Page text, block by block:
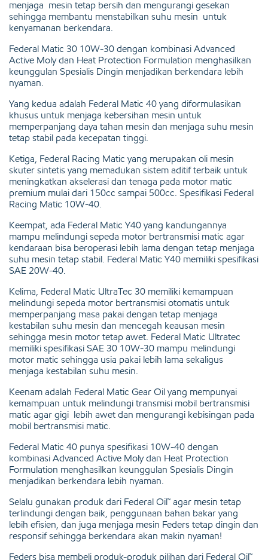
menjaga mesin tetap bersih dan mengurangi gesekan
sehingga membantu menstabilkan suhu mesin untuk
kenyamanan berkendara.
Federal Matic 30 10W-30 dengan kombinasi Advanced
Active Moly dan Heat Protection Formulation menghasilkan
keunggulan Spesialis Dingin menjadikan berkendara lebih
nyaman.
Yang kedua adalah Federal Matic 40 yang diformulasikan
khusus untuk menjaga kebersihan mesin untuk
memperpanjang daya tahan mesin dan menjaga suhu mesin
tetap stabil pada kecepatan tinggi.
Ketiga, Federal Racing Matic yang merupakan oli mesin
skuter sintetis yang memadukan sistem aditif terbaik untuk
meningkatkan akselerasi dan tenaga pada motor matic
premium mulai dari 150cc sampai 500cc. Spesifikasi Federal
Racing Matic 10W-40.
Keempat, ada Federal Matic Y40 yang kandungannya
mampu melindungi sepeda motor bertransmisi matic agar
kendaraan bisa beroperasi lebih lama dengan tetap menjaga
suhu mesin tetap stabil. Federal Matic Y40 memiliki spesifikasi
SAE 20W-40.
Kelima, Federal Matic UltraTec 30 memiliki kemampuan
melindungi sepeda motor bertransmisi otomatis untuk
memperpanjang masa pakai dengan tetap menjaga
kestabilan suhu mesin dan mencegah keausan mesin
sehingga mesin motor tetap awet. Federal Matic Ultratec
memiliki spesifikasi SAE 30 10W-30 mampu melindungi
motor matic sehingga usia pakai lebih lama sekaligus
menjaga kestabilan suhu mesin.
Keenam adalah Federal Matic Gear Oil yang mempunyai
kemampuan untuk melindungi transmisi mobil bertransmisi
matic agar gigi lebih awet dan mengurangi kebisingan pada
mobil bertransmisi matic.
Federal Matic 40 punya spesifikasi 10W-40 dengan
kombinasi Advanced Active Moly dan Heat Protection
Formulation menghasilkan keunggulan Spesialis Dingin
menjadikan berkendara lebih nyaman.
Selalu gunakan produk dari Federal Oil™ agar mesin tetap
terlindungi dengan baik, penggunaan bahan bakar yang
lebih efisien, dan juga menjaga mesin Feders tetap dingin dan
responsif sehingga berkendara akan makin nyaman!
Feders bisa membeli produk-produk pilihan dari Federal Oil™